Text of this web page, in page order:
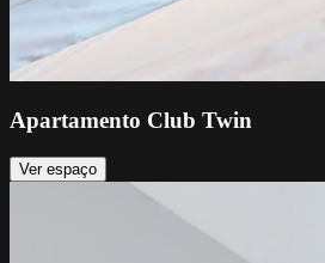
Apartamento Club Twin
Ver espaço